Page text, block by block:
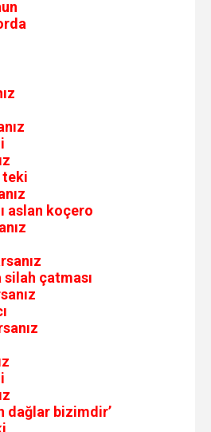
teki
aslan koçero
çatması
dağlar bizimdir’